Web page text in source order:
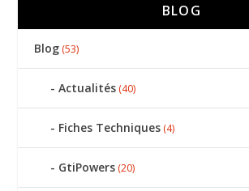
BLOG
Blog (53)
Actualités (40)
Fiches Techniques (4)
GtiPowers (20)